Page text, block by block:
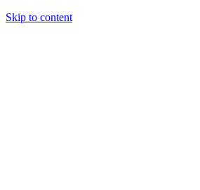
Skip to content